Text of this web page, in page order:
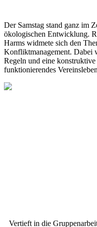
Der Samstag stand ganz im
ökologischen Entwicklung.
Harms widmete sich den
Konfliktmanagement. Dabei
Regeln und eine
funktionierendes
Vertieft in die